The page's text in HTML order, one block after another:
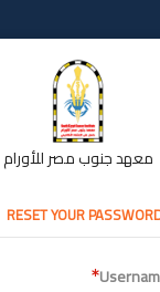
معهد جنوب مصر للأورام
RESET YOUR